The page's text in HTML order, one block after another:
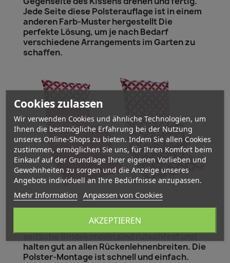
Jede Seite diese Polsterauflage ist in einem
anderen Farb-Muster hergestellt Die
perfekte Lösung, um je nach Bedarf
verschiedene Arrangements im Garten zu
schaffen.
SCHNELL EINSATZBEREIT: Diese
Stuhlauflagen dank den Gurtbänden und
seitliche Bindekordeln sind rutschfest und
halten gut an allen Rückenlehnenbreiten. Die
Polster-Montage ist schnell und einfach.
Cookies zulassen
Wir verwenden Cookies und ähnliche Technologien, um
Ihnen die bestmögliche Erfahrung bei der Nutzung
unseres Online-Shops zu bieten. Indem Sie allen Cookies
zustimmen, ermöglichen Sie uns, für Ihren Komfort beim
Einkauf auf der Grundlage Ihrer eigenen Vorlieben und
Gewohnheiten zu sorgen und die Anzeige unseres
Angebots individuell an Ihre Bedürfnisse anzupassen.
Mehr Information Anpassen von Cookies
AKZEPTIEREN